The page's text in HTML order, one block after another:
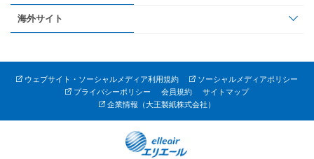
海外サイト
ウェブサイト・ソーシャルメディア利用規約
ソーシャルメディアポリシー
プライバシーポリシー
会員規約
サイトマップ
企業情報（大王製紙株式会社）